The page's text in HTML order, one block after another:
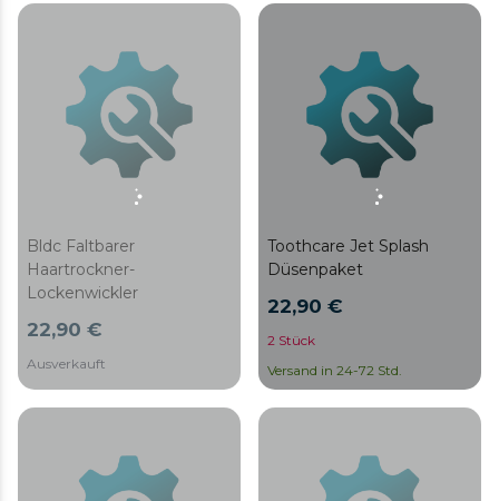
Bldc Faltbarer
Haartrockner-
Lockenwickler
22,90 €
Ausverkauft
Toothcare Jet Splash
Düsenpaket
22,90 €
2 Stück
Versand in 24-72 Std.